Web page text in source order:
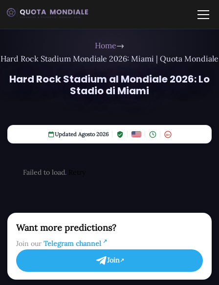
Home→
Hard Rock Stadium Mondiale 2026: Miami | Quota Mondiale
Hard Rock Stadium al Mondiale 2026: Lo
Stadio di Miami
Updated Agosto 2026 18+
Failed to load. Retry
Want more predictions?
Join our Telegram channel
Join